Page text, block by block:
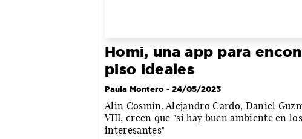
Homi, una app para
piso ideales
Paula Montero - 24/05/2023
Alin Cosmin, Alejandro Cardo, Daniel
VIII, creen que "si hay buen ambiente en
interesantes"